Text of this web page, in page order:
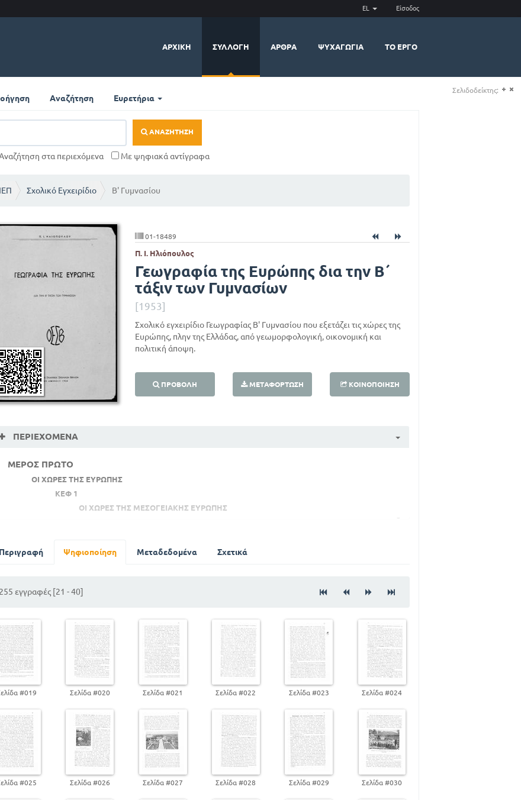
EL Είσοδος
ΑΡΧΙΚΉ ΣΥΛΛΟΓΉ ΆΡΘΡΑ ΨΥΧΑΓΩΓΊΑ ΤΟ ΈΡΓΟ
Αναζήτηση Ευρετήρια
ΑΝΑΖΉΤΗΣΗ
στα περιεχόμενα Με ψηφιακά αντίγραφα
ΙΕΠ Σχολικό Εγχειρίδιο Β' Γυμνασίου
01-18489
Π. Ι. Ηλιόπουλος
Γεωγραφία της Ευρώπης δια την Β΄
τάξιν των Γυμνασίων
[1953]
Σχολικό εγχειρίδιο Γεωγραφίας Β' Γυμνασίου που εξετάζει τις χώρες της
Ευρώπης, πλην της Ελλάδας, από γεωμορφολογική, οικονομική και
πολιτική άποψη.
ΠΡΟΒΟΛΉ ΜΕΤΑΦΌΡΤΩΣΗ ΚΟΙΝΟΠΟΊΗΣΗ
ΠΕΡΙΕΧΌΜΕΝΑ
ΜΕΡΟΣ ΠΡΩΤΟ
ΟΙ ΧΩΡΕΣ ΤΗΣ ΕΥΡΩΠΗΣ
ΚΕΦ 1
ΟΙ ΧΩΡΕΣ ΤΗΣ ΜΕΣΟΓΕΙΑΚΗΣ ΕΥΡΩΠΗΣ
5
ΚΕΦ 2
ΚΕΝΤΡΙΚΗ ΕΥΡΩΠΗ
142
ΑΝΑΤΟΛΙΚΗ ΕΥΡΩΠΗ
194
ΚΕΦ 5
ΒΟΡΕΙΑ ΕΥΡΩΠΗ
ΣΚΑΝΔΙΝΑΒΙΚΗ ΧΕΡΣΟΝΗΣΟ
213
ΔΑΝΙΑ
220
ΜΕΡΟΣ ΔΕΥΤΕΡΟ
Περιγραφή Ψηφιοποίηση Μεταδεδομένα Σχετικά
255 εγγραφές [21 - 40]
#019 Σελίδα #020 Σελίδα #021 Σελίδα #022 Σελίδα #023 Σελίδα #024
#025 Σελίδα #026 Σελίδα #027 Σελίδα #028 Σελίδα #029 Σελίδα #030
Σελιδοδείκτης: